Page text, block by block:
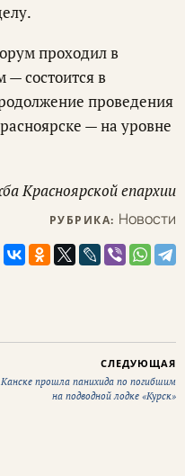
проходил в
состоится в
проведения
— на уровне
Красноярской епархии
РУБРИКА: Новости
СЛЕДУЮЩАЯ
прошла панихида по погибшим
на подводной лодке «Курск»